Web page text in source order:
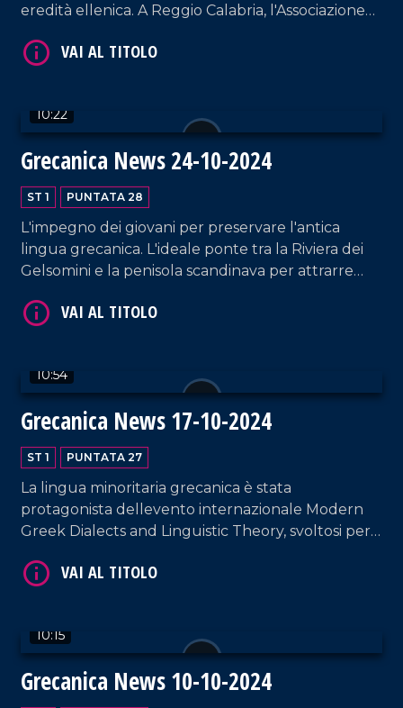
eredità ellenica. A Reggio Calabria, l'Associazione
10:22
Grecanica News 24-10-2024
ST 1 PUNTATA 28
L'impegno dei giovani per preservare l'antica
lingua grecanica. L'ideale ponte tra la Riviera dei
Gelsomini e la penisola scandinava per attrarre
dello Stretto.
10:54
Grecanica News 17-10-2024
ST 1 PUNTATA 27
La lingua minoritaria grecanica è stata
protagonista dellevento internazionale Modern
Greek Dialects and Linguistic Theory, svoltosi per
10:15
Grecanica News 10-10-2024
VAI AL TITOLO
VAI AL TITOLO